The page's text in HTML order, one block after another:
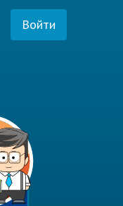
Войти